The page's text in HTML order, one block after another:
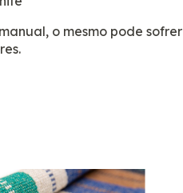
o mesmo pode sofrer